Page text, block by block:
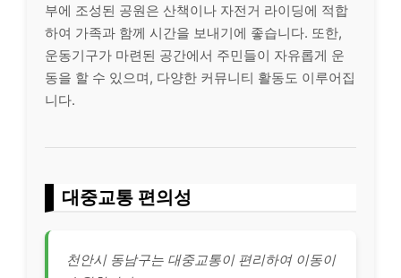
부에 조성된 공원은 산책이나 자전거 라이딩에 적합
하여 가족과 함께 시간을 보내기에 좋습니다. 또한,
운동기구가 마련된 공간에서 주민들이 자유롭게 운
동을 할 수 있으며, 다양한 커뮤니티 활동도 이루어집
니다.
대중교통 편의성
천안시 동남구는 대중교통이 편리하여 이동이